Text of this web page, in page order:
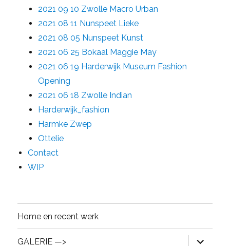
2021 09 10 Zwolle Macro Urban
2021 08 11 Nunspeet Lieke
2021 08 05 Nunspeet Kunst
2021 06 25 Bokaal Maggie May
2021 06 19 Harderwijk Museum Fashion
Opening
2021 06 18 Zwolle Indian
Harderwijk_fashion
Harmke Zwep
Ottelie
Contact
WIP
Home en recent werk
GALERIE —>
expand